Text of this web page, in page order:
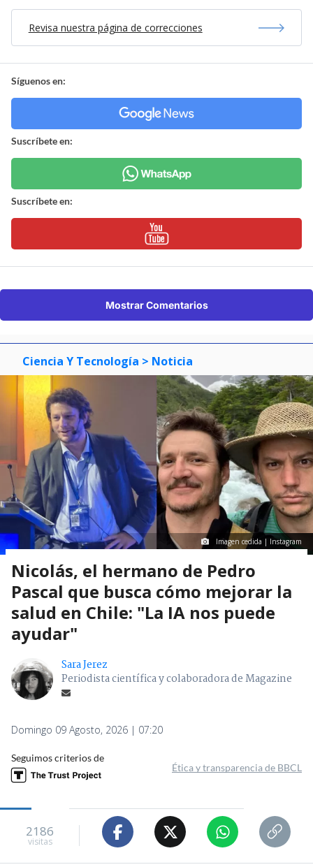
Revisa nuestra página de correcciones
Síguenos en:
Suscríbete en:
Suscríbete en:
Mostrar Comentarios
Ciencia Y Tecnología > Noticia
Imagen cedida | Instagram
Nicolás, el hermano de Pedro
Pascal que busca cómo mejorar la
salud en Chile: "La IA nos puede
ayudar"
Sara Jerez
Periodista científica y colaboradora de Magazine
Domingo 09 Agosto, 2026 | 07:20
Seguimos criterios de
Ética y transparencia de BBCL
2186
visitas